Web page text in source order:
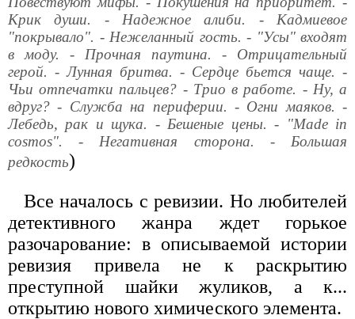
Крик души. - Надежное алиби. - Кадмиевое
"покрывало". - Нежеланный гость. - "Усы" входят
в моду. - Прочная паутина. - Отрицательный
герой. - Лунная бритва. - Сердце бьется чаще. -
Чьи отпечатки пальцев? - Трио в работе. - Ну, а
вдруг? - Служба на периферии. - Огни маяков. -
Лебедь, рак и щука. - Бешеные цены. - "Made in
cosmos". - Негативная сторона. - Большая
редкость)
Все началось с ревизии. Но любителей
детективного жанра ждет горькое
разочарование: в описываемой истории
ревизия привела не к раскрытию
преступной шайки жуликов, а к...
открытию нового химического элемента.